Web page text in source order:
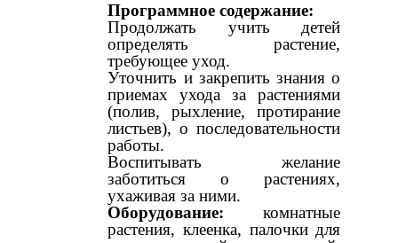
Программное содержание:
Продолжать учить детей
определять растение,
требующее уход.
Уточнить и закрепить знания о
приемах ухода за растениями
(полив, рыхление, протирание
листьев), о последовательности
работы.
Воспитывать желание
заботиться о растениях,
ухаживая за ними.
Оборудование: комнатные
растения, клеенка, палочки для